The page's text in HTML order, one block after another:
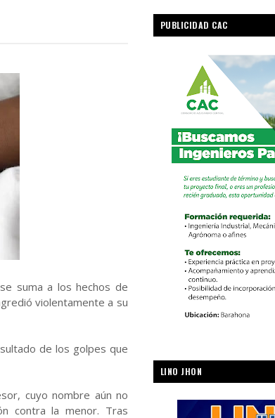
suma a los hechos de
violentamente a su
de los golpes que
cuyo nombre aún no
contra la menor. Tras
PUBLICIDAD CAC
LINO JHON